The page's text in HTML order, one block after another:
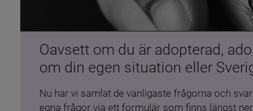
Oavsett om du är adopterad,
om din egen situation eller
Nu har vi samlat de vanligaste frågorna och
egna frågor via ett formulär som finns längst ner